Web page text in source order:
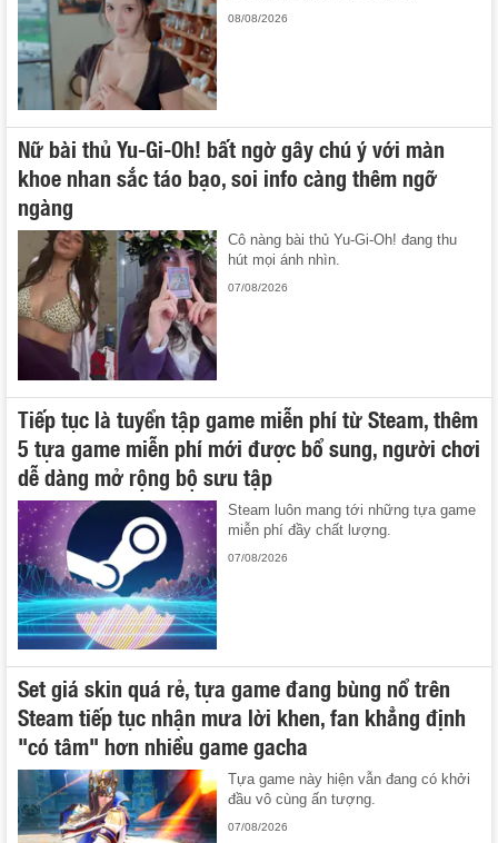
08/08/2026
Nữ bài thủ Yu-Gi-Oh! bất ngờ gây chú ý với màn
khoe nhan sắc táo bạo, soi info càng thêm ngỡ
ngàng
Cô nàng bài thủ Yu-Gi-Oh! đang thu
hút mọi ánh nhìn.
07/08/2026
Tiếp tục là tuyển tập game miễn phí từ Steam, thêm
5 tựa game miễn phí mới được bổ sung, người chơi
dễ dàng mở rộng bộ sưu tập
Steam luôn mang tới những tựa game
miễn phí đầy chất lượng.
07/08/2026
Set giá skin quá rẻ, tựa game đang bùng nổ trên
Steam tiếp tục nhận mưa lời khen, fan khẳng định
"có tâm" hơn nhiều game gacha
Tựa game này hiện vẫn đang có khởi
đầu vô cùng ấn tượng.
07/08/2026